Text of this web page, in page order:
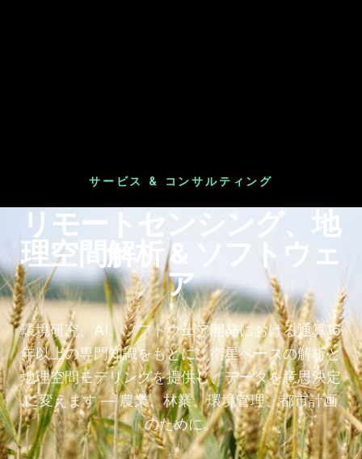
サービス & コンサルティング
リモートセンシング、地
理空間解析 & ソフトウェ
ア
環境研究、AI、ソフトウェア開発における通算16
年以上の専門知識をもとに、衛星ベースの解析と
地理空間モデリングを提供し、データを意思決定
に変えます — 農業、林業、環境管理、都市計画
のために。